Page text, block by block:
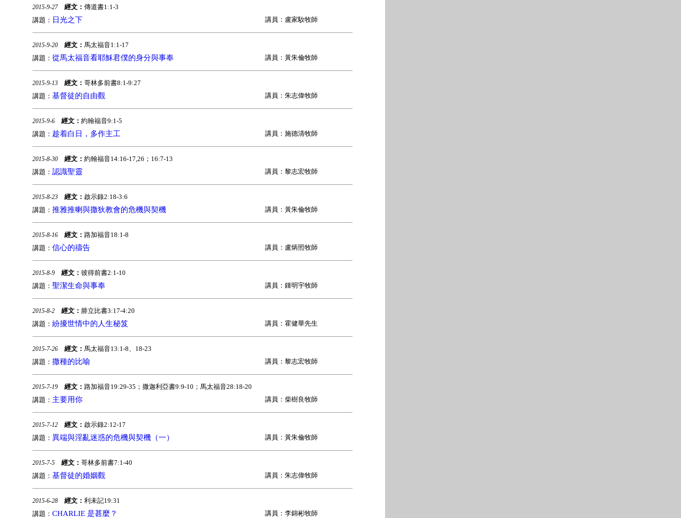
2015-9-27 經文： 傳道書1:1-3
講題： 日光之下 講員：盧家駇牧師
2015-9-20 經文： 馬太福音1:1-17
講題： 從馬太福音看耶穌君僕的身分與事奉 講員：黃朱倫牧師
2015-9-13 經文： 哥林多前書8:1-9:27
講題： 基督徒的自由觀 講員：朱志偉牧師
2015-9-6 經文： 約翰福音9:1-5
講題： 趁着白日，多作主工 講員：施德清牧師
2015-8-30 經文： 約翰福音14:16-17,26；16:7-13
講題： 認識聖靈 講員：黎志宏牧師
2015-8-23 經文： 啟示錄2:18-3:6
講題： 推雅推喇與撒狄教會的危機與契機 講員：黃朱倫牧師
2015-8-16 經文： 路加福音18:1-8
講題： 信心的禱告 講員：盧炳照牧師
2015-8-9 經文： 彼得前書2:1-10
講題： 聖潔生命與事奉 講員：鍾明宇牧師
2015-8-2 經文： 腓立比書3:17-4:20
講題： 紛擾世情中的人生秘笈 講員：霍健華先生
2015-7-26 經文： 馬太福音13:1-8、18-23
講題： 撒種的比喻 講員：黎志宏牧師
2015-7-19 經文： 路加福音19:29-35；撒迦利亞書9:9-10；馬太福音28:18-20
講題： 主要用你 講員：柴樹良牧師
2015-7-12 經文： 啟示錄2:12-17
講題： 異端與淫亂迷惑的危機與契機（一） 講員：黃朱倫牧師
2015-7-5 經文： 哥林多前書7:1-40
講題： 基督徒的婚姻觀 講員：朱志偉牧師
2015-6-28 經文： 利未記19:31
講題： CHARLIE 是甚麼？ 講員：李錦彬牧師